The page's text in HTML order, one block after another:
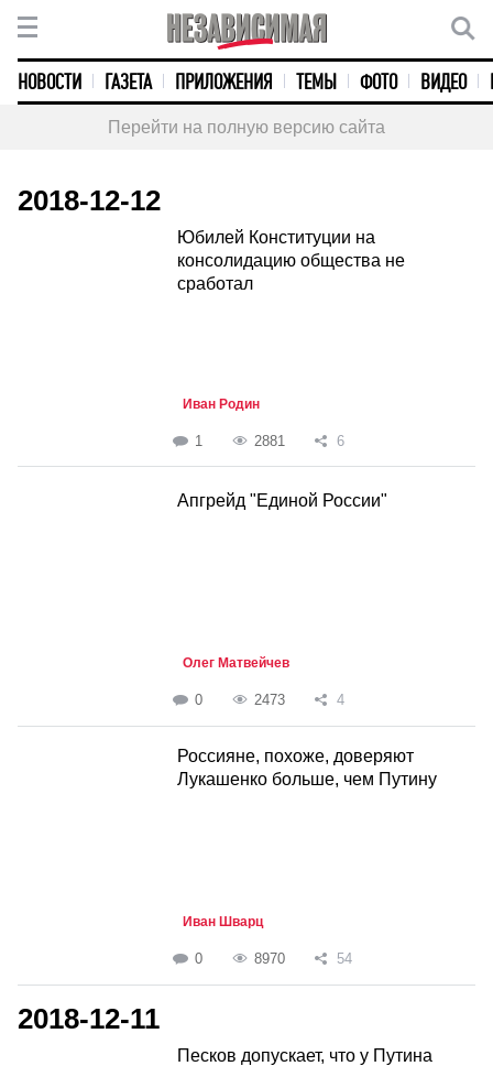
НОВОСТИ ГАЗЕТА ПРИЛОЖЕНИЯ ТЕМЫ ФОТО ВИДЕО
Перейти на полную версию сайта
2018-12-12
Юбилей Конституции на
консолидацию общества не
сработал
Иван Родин
1 2881 6
Апгрейд "Единой России"
Олег Матвейчев
0 2473 4
Россияне, похоже, доверяют
Лукашенко больше, чем Путину
Иван Шварц
0 8970 54
2018-12-11
Песков допускает, что у Путина